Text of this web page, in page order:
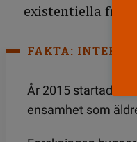
existentiella frågor.
FAKTA:
År 2015 startade
ensamhet som